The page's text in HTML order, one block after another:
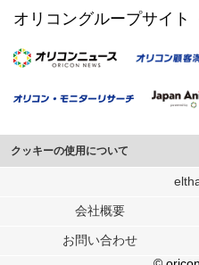
オリコングループサイト
クッキーの使用について
このサイトでは Cookie を使用して、
行っています。
メディアや広告配信、データ解析の各
各パートナーは、この情報とユーザー
会社概要
お問い合わせ